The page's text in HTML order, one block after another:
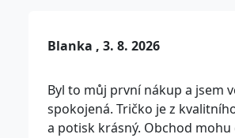
Blanka , 3. 8. 2026
Byl to můj první nákup a jsem
spokojená. Tričko je z
a potisk krásný. Obchod